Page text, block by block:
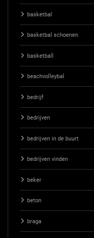
basketbal
basketbal schoenen
basketball
beachvolleybal
bedrijf
bedrijven
bedrijven in de buurt
bedrijven vinden
beker
beton
braga